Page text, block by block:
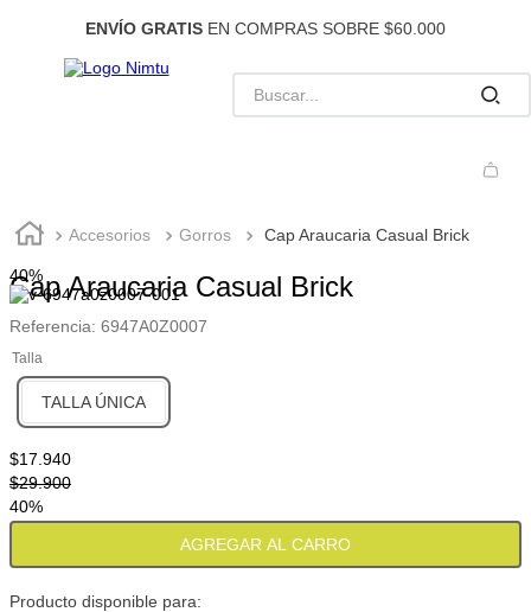
ENVÍO GRATIS EN COMPRAS SOBRE $60.000
Accesorios Gorros Cap Araucaria Casual Brick
40%
Cap Araucaria Casual Brick
Referencia: 6947A0Z0007
Talla
TALLA ÚNICA
$17 940
$29.900
40%
AGREGAR AL CARRO
Producto disponible para: